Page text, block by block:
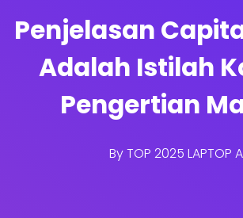
Penjelasan
Adalah Istilah
Pengertian
ByTOP 2025 LAPTOP